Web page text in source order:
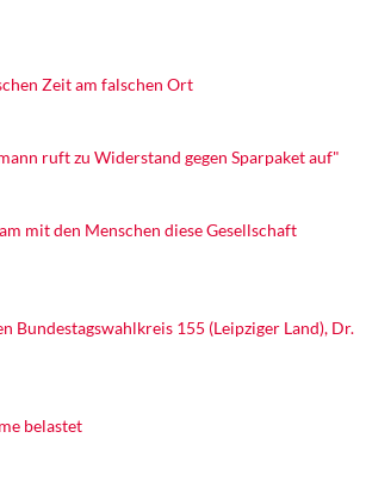
Zeit am falschen Ort
ruft zu Widerstand gegen Sparpaket auf"
mit den Menschen diese Gesellschaft
Bundestagswahlkreis 155 (Leipziger Land), Dr.
belastet